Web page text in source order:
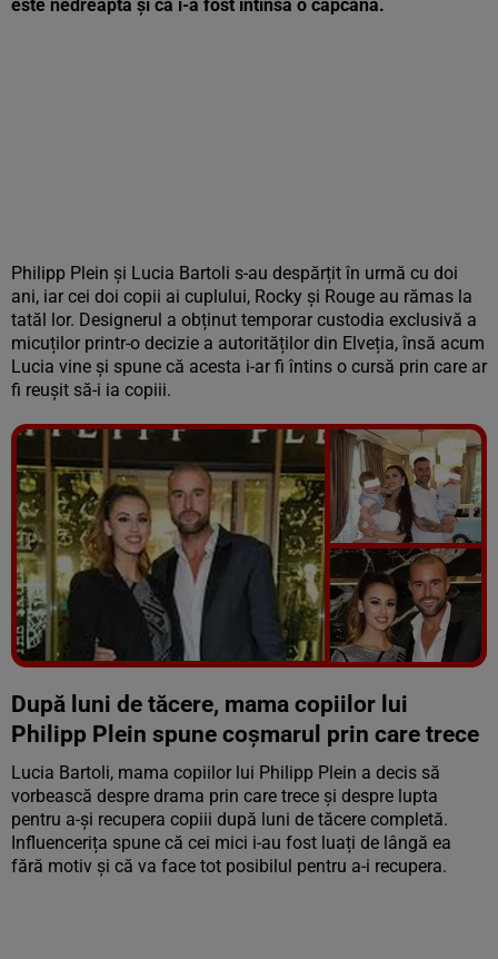
este nedreaptă și că i-a fost întinsă o capcană.
Philipp Plein și Lucia Bartoli s-au despărțit în urmă cu doi
ani, iar cei doi copii ai cuplului, Rocky și Rouge au rămas la
tatăl lor. Designerul a obținut temporar custodia exclusivă a
micuților printr-o decizie a autorităților din Elveția, însă acum
Lucia vine și spune că acesta i-ar fi întins o cursă prin care ar
fi reușit să-i ia copiii.
Vezi galeria foto
5 poze
După luni de tăcere, mama copiilor lui
Philipp Plein spune coșmarul prin care trece
Lucia Bartoli, mama copiilor lui Philipp Plein a decis să
vorbească despre drama prin care trece și despre lupta
pentru a-și recupera copiii după luni de tăcere completă.
Influencerița spune că cei mici i-au fost luați de lângă ea
fără motiv și că va face tot posibilul pentru a-i recupera.